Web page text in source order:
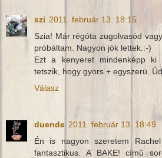
szi 2011. február 13. 18:15
Szia! Már régóta zugolvasód
próbáltam. Nagyon jók lettek.:-)
Ezt a kenyeret mindenképp ki
tetszik, hogy gyors + egyszerü.
Válasz
duende 2011. február 13. 18:49
Én is nagyon szeretem
fantasztikus. A BAKE! című